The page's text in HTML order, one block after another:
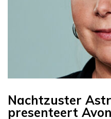
Nachtzuster
presenteert